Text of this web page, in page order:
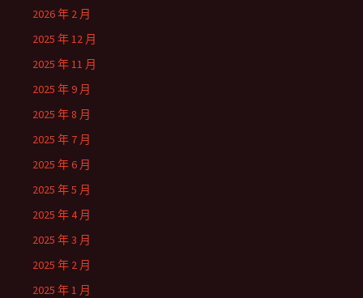
2026 年 2 月
2025 年 12 月
2025 年 11 月
2025 年 9 月
2025 年 8 月
2025 年 7 月
2025 年 6 月
2025 年 5 月
2025 年 4 月
2025 年 3 月
2025 年 2 月
2025 年 1 月